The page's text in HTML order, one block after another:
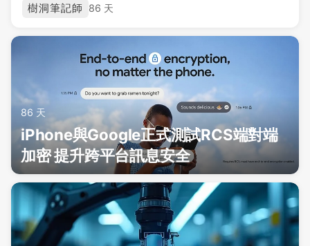
樹洞筆記師 86 天
86 天
iPhone與Google正式測試RCS端對端
加密 提升跨平台訊息安全